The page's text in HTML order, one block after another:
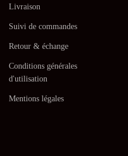
Livraison
Suivi de commandes
Retour & échange
Conditions générales
d'utilisation
Mentions légales